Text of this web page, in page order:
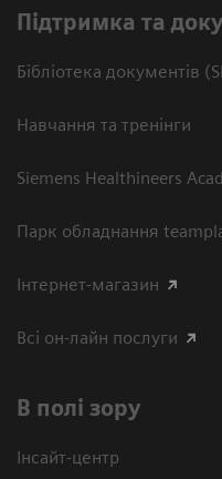
Підтримка та
Бібліотека документів
Навчання та тренінги
Siemens Healthineers
Парк обладнання
Інтернет-магазин
Всі он-лайн послуги
В полі зору
Інсайт-центр